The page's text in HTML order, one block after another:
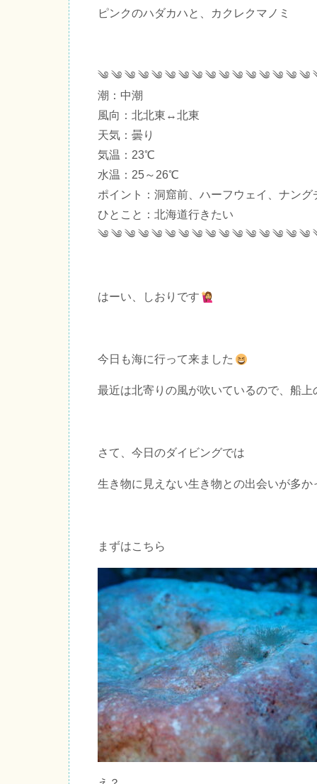
ピンクのハダカハと、カクレクマノミ
༄ ༄ ༄ ༄ ༄ ༄ ༄ ༄ ༄ ༄ ༄ ༄ ༄ ༄ ༄ ༄
潮：中潮
風向：北北東↔北東
天気：曇り
気温：23℃
水温：25～26℃
ポイント：洞窟前、ハーフウェイ、ナング
ひとこと：北海道行きたい
༄ ༄ ༄ ༄ ༄ ༄ ༄ ༄ ༄ ༄ ༄ ༄ ༄ ༄ ༄ ༄
はーい、しおりです
今日も海に行って来ました
最近は北寄りの風が吹いているので、船上
さて、今日のダイビングでは
生き物に見えない生き物との出会いが多か
まずはこちら